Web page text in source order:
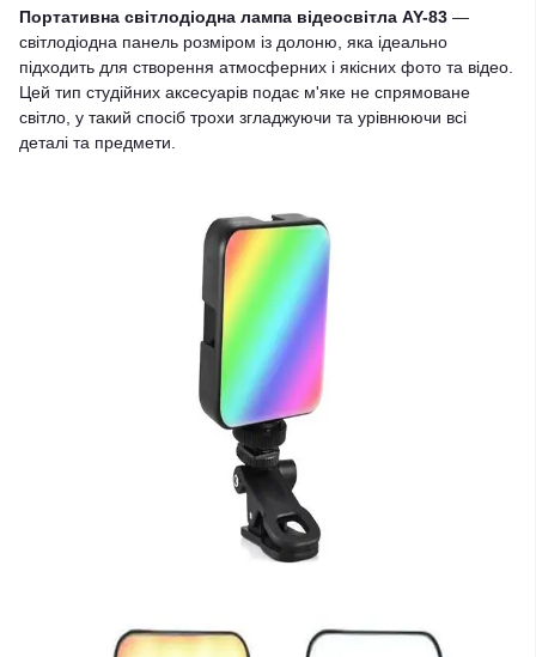
Портативна світлодіодна лампа відеосвітла AY-83 —
світлодіодна панель розміром із долоню, яка ідеально
підходить для створення атмосферних і якісних фото та відео.
Цей тип студійних аксесуарів подає м'яке не спрямоване
світло, у такий спосіб трохи згладжуючи та урівнюючи всі
деталі та предмети.